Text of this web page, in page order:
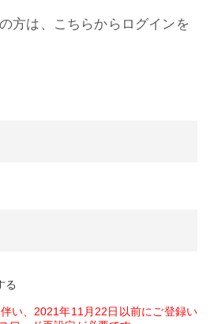
方は、こちらからログインを
る
い、2021年11月22日以前にご登録い